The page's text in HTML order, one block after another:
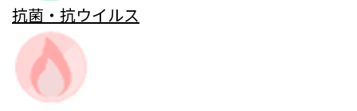
抗菌・抗ウイルス